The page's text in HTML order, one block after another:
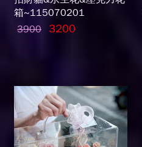
箱~115070201
3900
3200